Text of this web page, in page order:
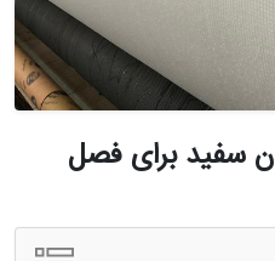
سفید برای فصل